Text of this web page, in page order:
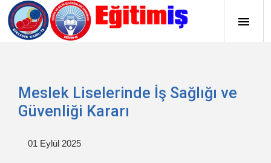
Meslek Liselerinde İş Sağlığı ve
Güvenliği Kararı
01 Eylül 2025